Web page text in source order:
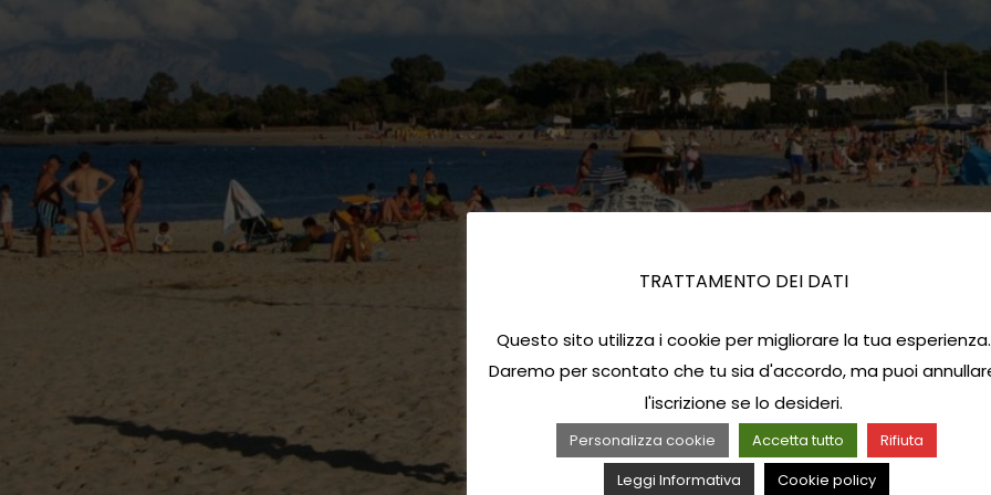
TRATTAMENTO DEI DATI
Questo sito utilizza i cookie per migliorare la tua esperienza.
Daremo per scontato che tu sia d'accordo, ma puoi
l'iscrizione se lo desideri.
Personalizza cookie Accetta tutto
Rifiuta
Leggi Informativa
Cookie policy